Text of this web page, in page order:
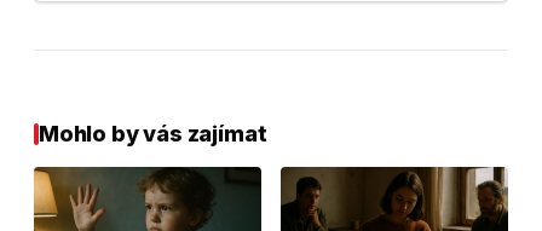
Mohlo by vás zajímat